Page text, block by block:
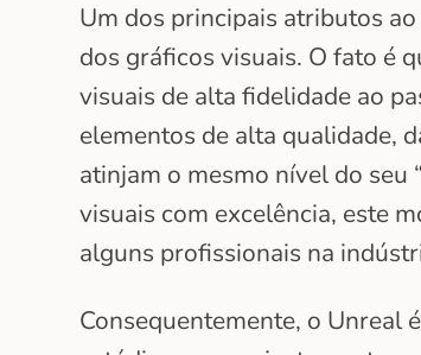
Um dos principais atributos
dos gráficos visuais. O fato é
visuais de alta fidelidade ao
elementos de alta qualidade,
atinjam o mesmo nível do seu
visuais com excelência, este
alguns profissionais na
Consequentemente, o Unreal